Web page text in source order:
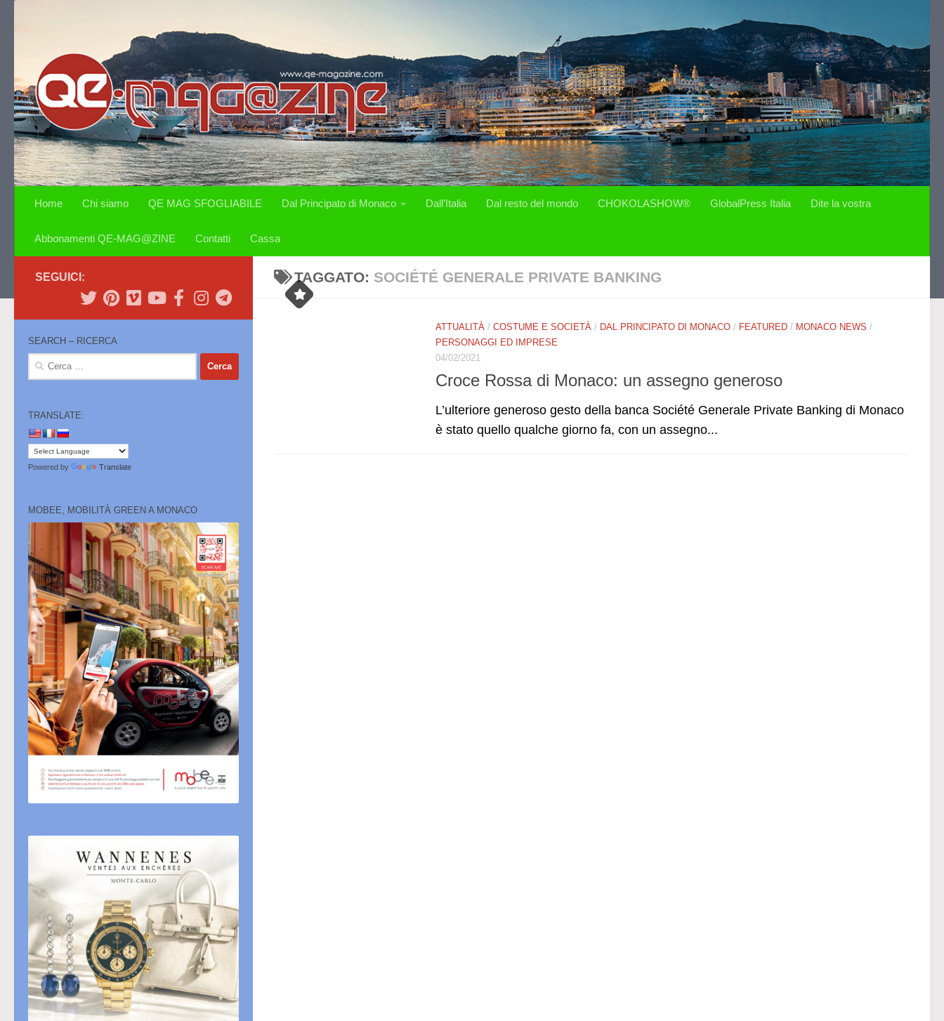
Home Chi siamo QE MAG SFOGLIABILE Dal Principato di Monaco Dall’Italia Dal resto del mondo CHOKOLASHOW® GlobalPress Italia Dite la vostra
Abbonamenti QE-MAG@ZINE Contatti Cassa
TAGGATO: SOCIÉTÉ GENERALE PRIVATE BANKING
ATTUALITÀ / COSTUME E SOCIETÀ / DAL PRINCIPATO DI MONACO / FEATURED / MONACO NEWS /
PERSONAGGI ED IMPRESE
04/02/2021
Croce Rossa di Monaco: un assegno generoso
L’ulteriore generoso gesto della banca Société Generale Private Banking di Monaco
è stato quello qualche giorno fa, con un assegno...
SEGUICI:
SEARCH – RICERCA
Ricerca
TRANSLATE:
Powered by Translate
MOBEE, MOBILITÀ GREEN A MONACO